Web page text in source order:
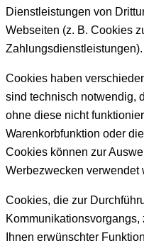
Dienstleistungen von
Webseiten (z. B. Cookies
Zahlungsdienstleistungen).
Cookies haben
sind technisch notwendig,
ohne diese nicht
Warenkorbfunktion oder
Cookies können zur
Werbezwecken verwendet
Cookies, die zur
Ihnen erwünschter